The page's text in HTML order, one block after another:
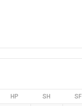
HP SH SF